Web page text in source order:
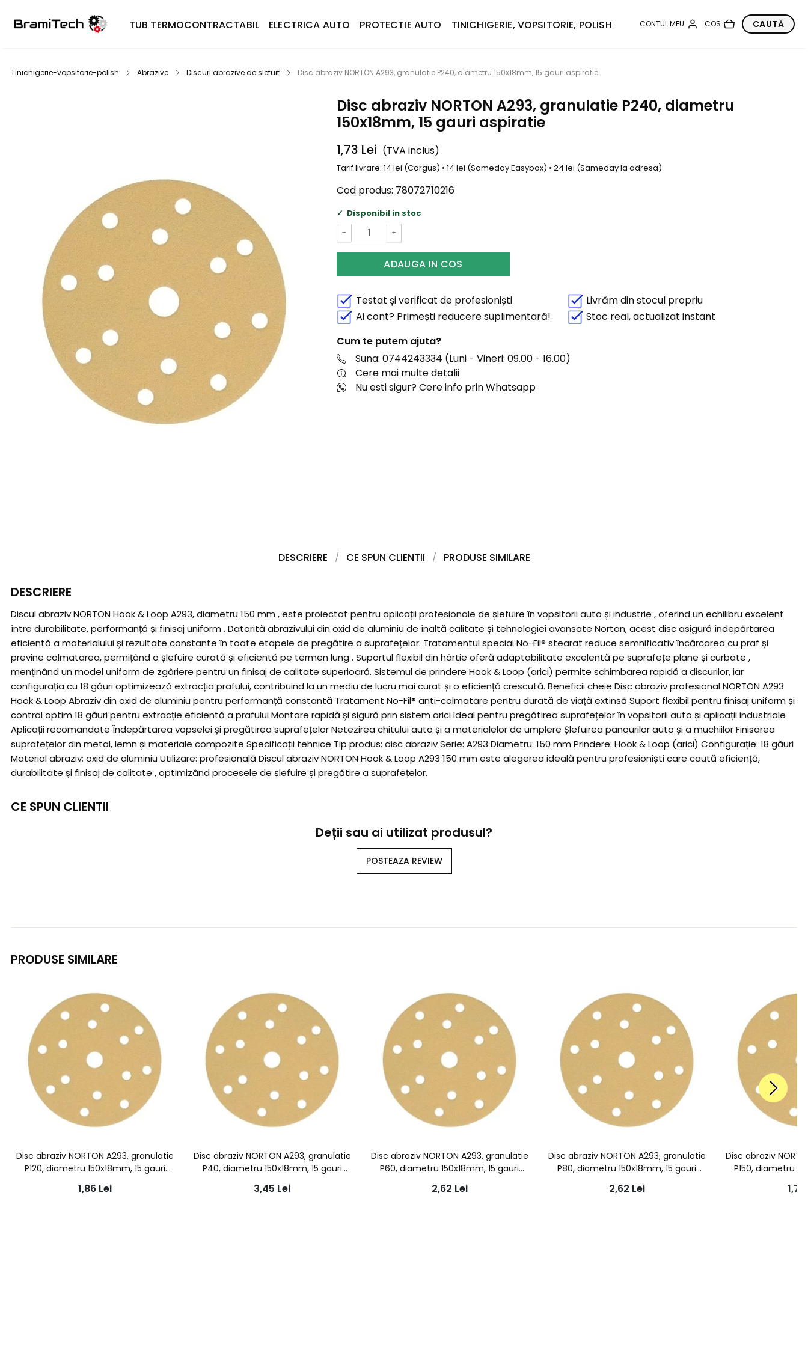
TUB TERMOCONTRACTABIL ELECTRICA AUTO PROTECTIE AUTO TINICHIGERIE, VOPSITORIE, POLISH
Tinichigerie-vopsitorie-polish Abrazive Discuri abrazive de slefuit Disc abraziv NORTON A293, granulatie P240, diametru 150x18mm, 15 gauri aspiratie
Disc abraziv NORTON A293, granulatie P240, diametru
150x18mm, 15 gauri aspiratie
1,73 Lei (TVA inclus)
Tarif livrare: 14 lei (Cargus) • 14 lei (Sameday Easybox) • 24 lei (Sameday la adresa)
Cod produs: 78072710216
Disponibil in stoc
− +
ADAUGA IN COS
Testat și verificat de profesioniști
Livrăm din stocul propriu
Ai cont? Primești reducere suplimentară!
Stoc real, actualizat instant
Cum te putem ajuta?
Suna: 0744243334 (Luni - Vineri: 09.00 - 16.00)
Cere mai multe detalii
Nu esti sigur? Cere info prin Whatsapp
DESCRIERE CE SPUN CLIENTII PRODUSE SIMILARE
DESCRIERE
Discul abraziv NORTON Hook & Loop A293, diametru 150 mm , este proiectat pentru aplicații profesionale de șlefuire în vopsitorii auto și industrie , oferind un echilibru excelent
între durabilitate, performanță și finisaj uniform . Datorită abrazivului din oxid de aluminiu de înaltă calitate și tehnologiei avansate Norton, acest disc asigură îndepărtarea
eficientă a materialului și rezultate constante în toate etapele de pregătire a suprafețelor. Tratamentul special No-Fil® stearat reduce semnificativ încărcarea cu praf și
previne colmatarea, permițând o șlefuire curată și eficientă pe termen lung . Suportul flexibil din hârtie oferă adaptabilitate excelentă pe suprafețe plane și curbate ,
menținând un model uniform de zgâriere pentru un finisaj de calitate superioară. Sistemul de prindere Hook & Loop (arici) permite schimbarea rapidă a discurilor, iar
configurația cu 18 găuri optimizează extracția prafului, contribuind la un mediu de lucru mai curat și o eficiență crescută. Beneficii cheie Disc abraziv profesional NORTON A293
Hook & Loop Abraziv din oxid de aluminiu pentru performanță constantă Tratament No-Fil® anti-colmatare pentru durată de viață extinsă Suport flexibil pentru finisaj uniform și
control optim 18 găuri pentru extracție eficientă a prafului Montare rapidă și sigură prin sistem arici Ideal pentru pregătirea suprafețelor în vopsitorii auto și aplicații industriale
Aplicații recomandate Îndepărtarea vopselei și pregătirea suprafețelor Netezirea chitului auto și a materialelor de umplere Șlefuirea panourilor auto și a muchiilor Finisarea
suprafețelor din metal, lemn și materiale compozite Specificații tehnice Tip produs: disc abraziv Serie: A293 Diametru: 150 mm Prindere: Hook & Loop (arici) Configurație: 18 găuri
Material abraziv: oxid de aluminiu Utilizare: profesională Discul abraziv NORTON Hook & Loop A293 150 mm este alegerea ideală pentru profesioniști care caută eficiență,
durabilitate și finisaj de calitate , optimizând procesele de șlefuire și pregătire a suprafețelor.
CE SPUN CLIENTII
Deții sau ai utilizat produsul?
POSTEAZA REVIEW
PRODUSE SIMILARE
Disc abraziv NORTON A293, granulatie
P120, diametru 150x18mm, 15 gauri
aspiratie
1,86 Lei
Disc abraziv NORTON A293, granulatie
P40, diametru 150x18mm, 15 gauri
aspiratie
3,45 Lei
Disc abraziv NORTON A293, granulatie
P60, diametru 150x18mm, 15 gauri
aspiratie
2,62 Lei
Disc abraziv NORTON A293, granulatie
P80, diametru 150x18mm, 15 gauri
aspiratie
2,62 Lei
Disc abraziv
P150, diametru
1,79